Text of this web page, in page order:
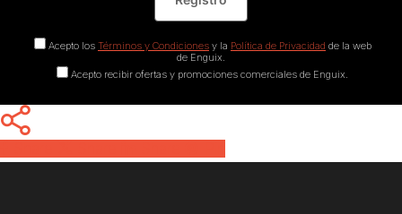
Acepto los Términos y Condicionesy la Política de Privacidad de la web
de Enguix.
Acepto recibir ofertas y promociones comerciales de Enguix.